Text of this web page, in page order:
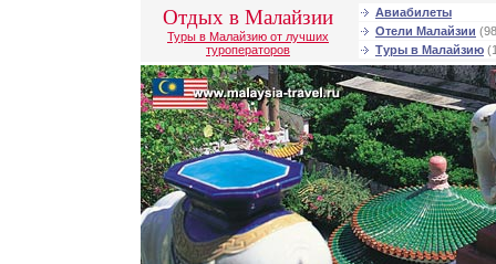
Отдых в Малайзии
Туры в Малайзию от лучших
туроператоров
Авиабилеты
Отели Малайзии
Туры в Малайзию